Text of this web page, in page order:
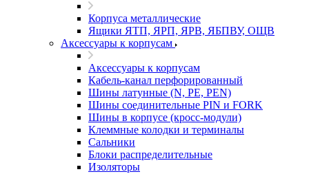
Корпуса металлические
Ящики ЯТП, ЯРП, ЯРВ, ЯБПВУ, ОЩВ
Аксессуары к корпусам
Аксессуары к корпусам
Кабель-канал перфорированный
Шины латунные (N, PE, PEN)
Шины соединительные PIN и FORK
Шины в корпусе (кросс-модули)
Клеммные колодки и терминалы
Сальники
Блоки распределительные
Изоляторы